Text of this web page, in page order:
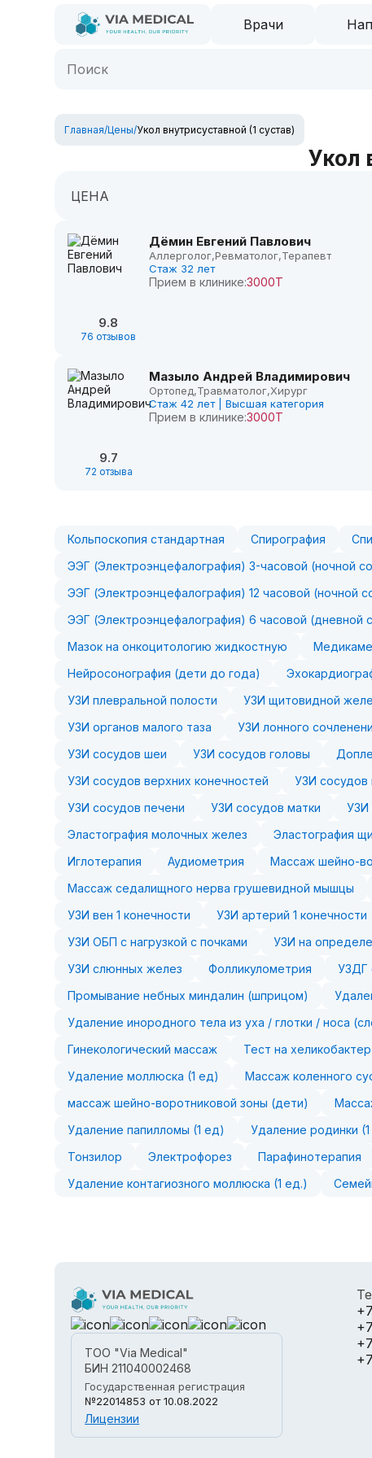
Врачи
Главная/Цены/Укол внутрисуставной (1 сустав)
Укол
ЦЕНА
9.8
76 отзывов
Дёмин Евгений Павлович
Аллерголог,Ревматолог,Терапевт
Стаж 32 лет
Прием в клинике:3000Т
9.7
72 отзыва
Мазыло Андрей Владимирович
Ортопед,Травматолог,Хирург
Стаж 42 лет | Высшая категория
Прием в клинике:3000Т
Кольпоскопия стандартная Спирография
ЭЭГ (Электроэнцефалография) 3-часовой (ночной
ЭЭГ (Электроэнцефалография) 12 часовой (ночной
ЭЭГ (Электроэнцефалография) 6 часовой (дневной
Мазок на онкоцитологию жидкостную
Нейросонография (дети до года)
УЗИ плевральной полости
УЗИ щитовидной
УЗИ органов малого таза
УЗИ лонного
УЗИ сосудов шеи
УЗИ сосудов головы
УЗИ сосудов верхних конечностей
УЗИ сосудов
УЗИ сосудов печени
УЗИ сосудов матки УЗИ
Эластография молочных желез
Эластография
Иглотерапия
Аудиометрия Массаж шейно-
Массаж седалищного нерва грушевидной мышцы
УЗИ вен 1 конечности
УЗИ артерий 1 конечности
УЗИ ОБП с нагрузкой с почками
УЗИ на
УЗИ слюнных желез
Фолликулометрия УЗДГ
Промывание небных миндалин (шприцом)
Удаление инородного тела из уха / глотки / носа
Гинекологический массаж
Тест на
Удаление моллюска (1 ед)
Массаж коленного
массаж шейно-воротниковой зоны (дети)
Удаление папилломы (1 ед)
Удаление родинки
Тонзилор
Электрофорез Парафинотерапия
Удаление контагиозного моллюска (1 ед.)
ТОО "Via Medical"
БИН 211040002468
Государственная регистрация
№22014853 от 10.08.2022
Лицензии